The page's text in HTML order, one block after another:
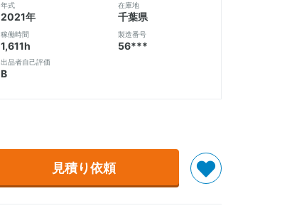
年式
2021年
稼働時間
1,611h
出品者自己評価
B
在庫地
千葉県
製造番号
56***
見積り依頼